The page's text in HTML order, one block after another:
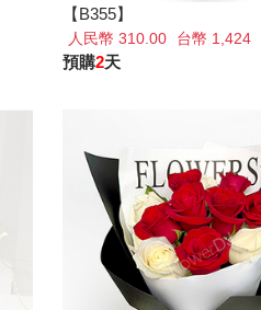
【B355】
人民幣 310.00 台幣 1,424
預購2天